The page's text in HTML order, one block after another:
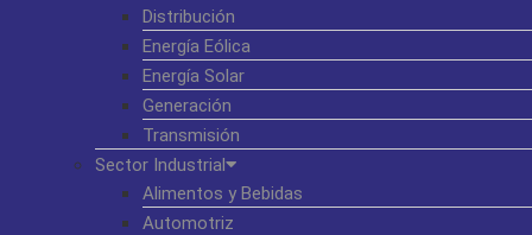
Distribución
Energía Eólica
Energía Solar
Generación
Transmisión
Sector Industrial
Alimentos y Bebidas
Automotriz